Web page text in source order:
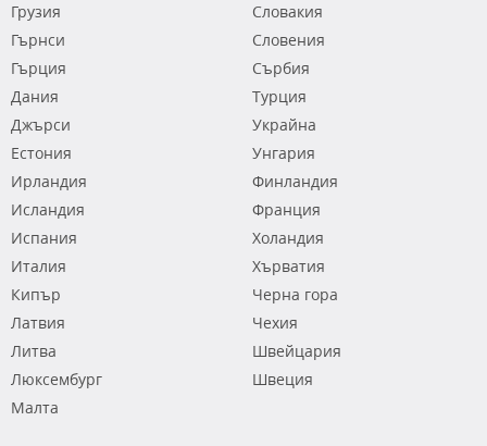
Грузия
Гърнси
Гърция
Дания
Джърси
Естония
Ирландия
Исландия
Испания
Италия
Кипър
Латвия
Литва
Люксембург
Малта
Словакия
Словения
Сърбия
Турция
Украйна
Унгария
Финландия
Франция
Холандия
Хърватия
Черна гора
Чехия
Швейцария
Швеция